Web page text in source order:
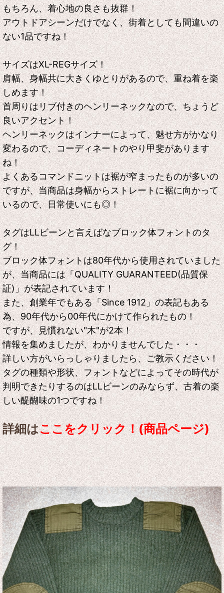
もちろん、着心地の良さも抜群！
アウトドアシーンだけでなく、街着としても間違いの
ない1品ですね！
サイズはXL-REGサイズ！
肩幅、身幅共に大きくゆとりがあるので、重ね着を楽
しめます！
首周りはリブ付きのヘンリーネックなので、ちょうど
良いアクセント！
ヘンリーネックはインナーによって、魅せ方がかなり
変わるので、コーディネートのやり甲斐があります
ね！
よくあるコマンドニットは裾が窄まったものが多いの
ですが、当商品は身幅からストレートに裾に向かって
いるので、日常使いにも◎！
タグはLLビーンと言えばなブロック体フォントのタ
グ！
ブロック体フォントは80年代から使用されていました
が、当商品には「QUALITY GUARANTEED(品質保
証)」が表記されています！
また、創業年でもある「Since 1912」の表記もある
為、90年代から00年代にかけて作られたもの！
ですが、見慣れない"木"が2本！
情報を集めましたが、わかりませんでした・・・
詳しい方がいらっしゃりましたら、ご教示ください！
タグの種類や形状、フォントなどによってその時代が
判明できたりするのはLLビーンのみならず、古着の楽
しい醍醐味の1つですね！
詳細はここをクリック！(商品ページ)